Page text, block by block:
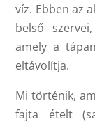
víz. Ebben az
belső
amely a
eltávolítja.
Mi történik,
fajta ételt